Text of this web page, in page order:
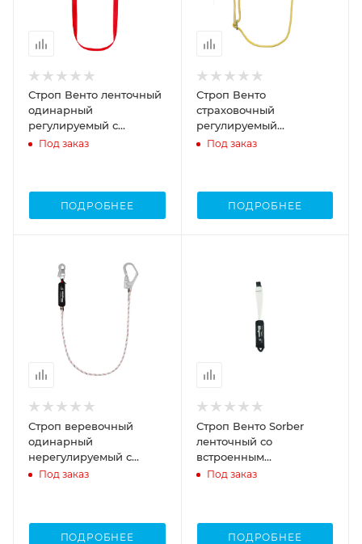
Строп Венто ленточный
одинарный
регулируемый с
амортизатором aA11
Под заказ
ПОДРОБНЕЕ
Строп Венто
страховочный
регулируемый
огнеупорный аК12р
Под заказ
ПОДРОБНЕЕ
Строп веревочный
одинарный
нерегулируемый с
амортизатором aB12
Под заказ
ПОДРОБНЕЕ
Строп Венто Sorber
ленточный со
встроенным
амортизатором
Под заказ
ПОДРОБНЕЕ